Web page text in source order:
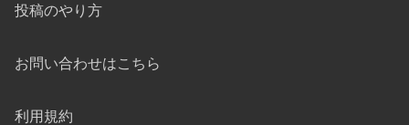
投稿のやり方
お問い合わせはこちら
利用規約